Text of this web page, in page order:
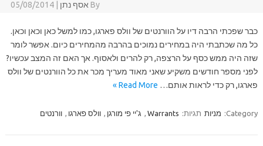
By אסף נתן 05/08/2014
כבר שפכתי הרבה דיו על הוורנטים של וולס פארגו, כמו למשל כאן וכאן וכאן.
כל מה שכתבתי היה במחירים נמוכים בהרבה מהמחירים כיום. אפשר לומר
שזה היה ממש כסף על הרצפה, רק להרים ולאסוף. אך האם זה המצב עכשיו?
לפני מספר חודשים משקיע שאני מאוד מעריך מכר את כל הוורנטים של וולס
פארגו, רק כדי לראות אותם…Read More »
Category: מניות תגיות: Warrants
, ג'יי פי מורגן, וולס פארגו, וורנטים